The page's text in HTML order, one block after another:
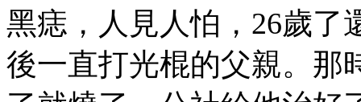
黑痣，人見人怕，26歲了
後一直打光棍的父親。那